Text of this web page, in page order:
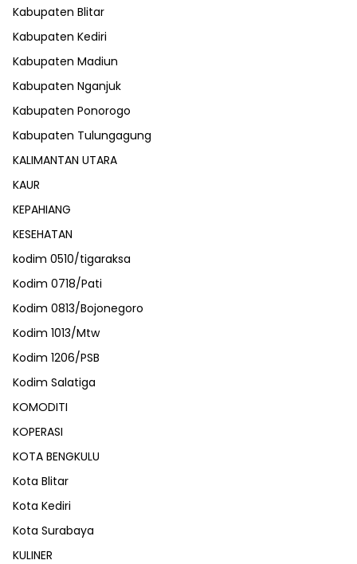
Kabupaten Blitar
Kabupaten Kediri
Kabupaten Madiun
Kabupaten Nganjuk
Kabupaten Ponorogo
Kabupaten Tulungagung
KALIMANTAN UTARA
KAUR
KEPAHIANG
KESEHATAN
kodim 0510/tigaraksa
Kodim 0718/Pati
Kodim 0813/Bojonegoro
Kodim 1013/Mtw
Kodim 1206/PSB
Kodim Salatiga
KOMODITI
KOPERASI
KOTA BENGKULU
Kota Blitar
Kota Kediri
Kota Surabaya
KULINER